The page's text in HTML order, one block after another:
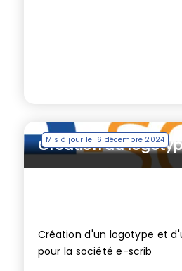
Mis à jour le 16 décembre 2024
Création du
Création d'un logotype et
pour la société e-scrib